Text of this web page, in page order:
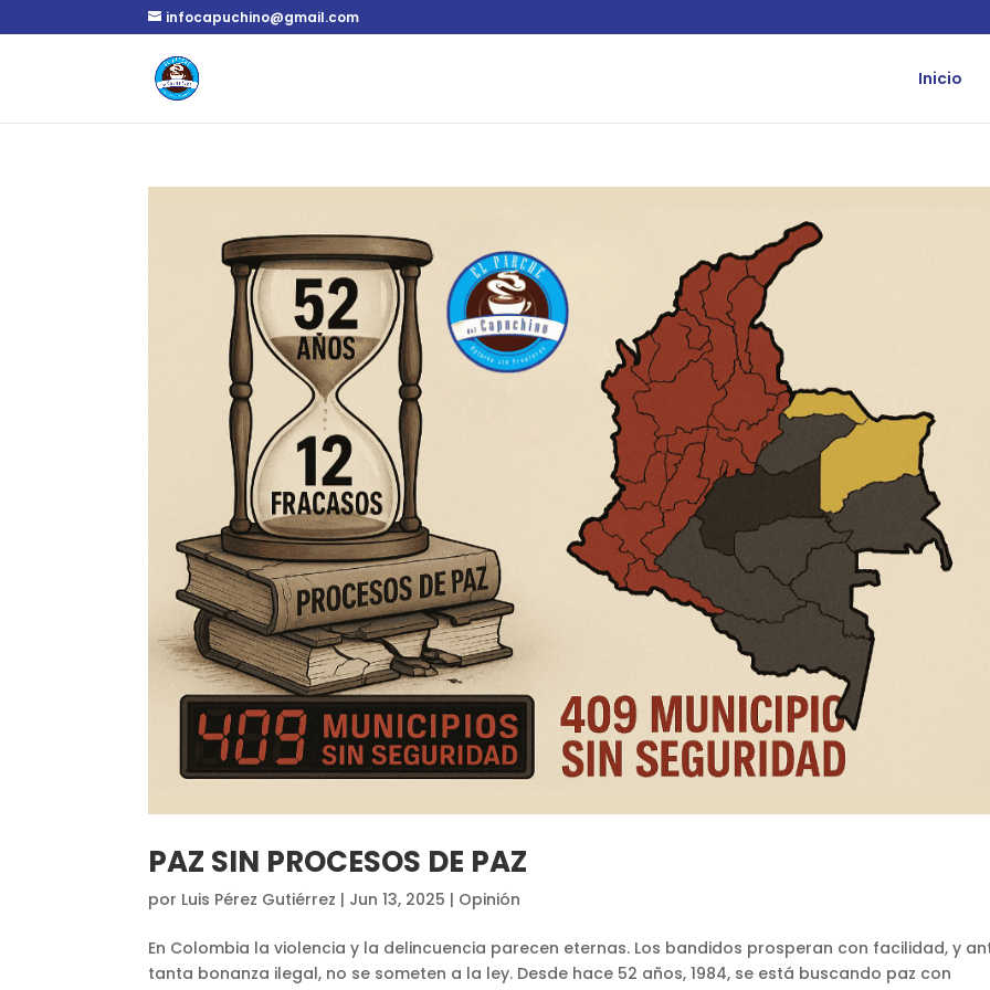
infocapuchino@gmail.com
Inicio
PAZ SIN PROCESOS DE PAZ
por Luis Pérez Gutiérrez | Jun 13, 2025 | Opinión
En Colombia la violencia y la delincuencia parecen eternas. Los bandidos prosperan con facilidad, y
tanta bonanza ilegal, no se someten a la ley. Desde hace 52 años, 1984, se está buscando paz con